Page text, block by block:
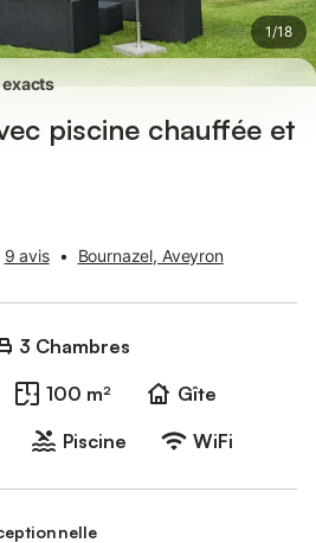
1/18
piscine chauffée et
9 avis • Bournazel, Aveyron
3 Chambres
100 m²
Gîte
Piscine WiFi